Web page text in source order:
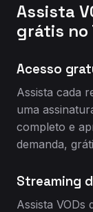
Assista
grátis no
Acesso
Assista cada
uma
completo e
demanda,
Streaming
Assista VODs